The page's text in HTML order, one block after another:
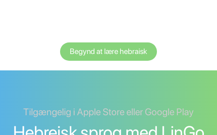
Begynd at lære hebraisk
Tilgængelig i Apple Store eller Google Play